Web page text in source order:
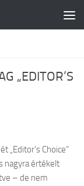
„EDITOR’S
„Editor’s Choice”
nagyra értékelt
– de nem